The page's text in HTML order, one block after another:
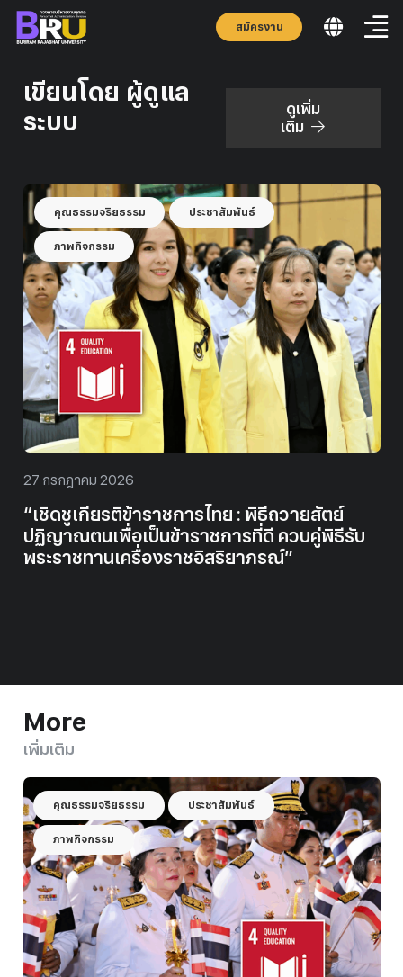
สมัครงาน
เขียนโดย ผู้ดูแล
ระบบ
ดูเพิ่ม
เติม
คุณธรรมจริยธรรม ประชาสัมพันธ์
ภาพกิจกรรม
27 กรกฎาคม 2026
“หลอมรวมใจไทยทั้งมหาวิทยาลัยราชภัฏ
บุรีรัมย์”
More
เพิ่มเติม
คุณธรรมจริยธรรม ประชาสัมพันธ์
ภาพกิจกรรม